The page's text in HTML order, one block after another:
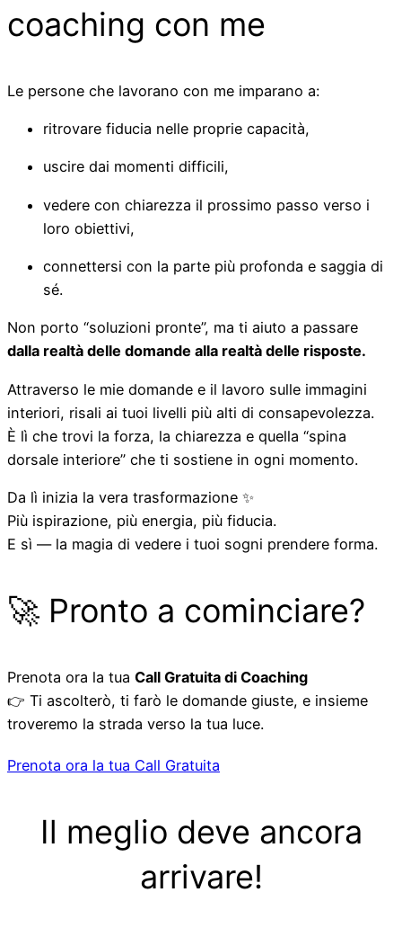
coaching con me
Le persone che lavorano con me imparano a:
ritrovare fiducia nelle proprie capacità,
uscire dai momenti difficili,
vedere con chiarezza il prossimo passo verso i
loro obiettivi,
connettersi con la parte più profonda e saggia di
sé.
Non porto “soluzioni pronte”, ma ti aiuto a passare
dalla realtà delle domande alla realtà delle risposte.
Attraverso le mie domande e il lavoro sulle immagini
interiori, risali ai tuoi livelli più alti di consapevolezza.
È lì che trovi la forza, la chiarezza e quella “spina
dorsale interiore” che ti sostiene in ogni momento.
Da lì inizia la vera trasformazione ✨
Più ispirazione, più energia, più fiducia.
E sì — la magia di vedere i tuoi sogni prendere forma.
🚀 Pronto a cominciare?
Prenota ora la tua Call Gratuita di Coaching
👉 Ti ascolterò, ti farò le domande giuste, e insieme
troveremo la strada verso la tua luce.
Prenota ora la tua Call Gratuita
Il meglio deve ancora
arrivare!